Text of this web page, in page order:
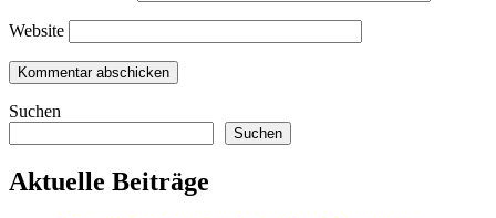
Website
Suchen
Suchen
Aktuelle Beiträge